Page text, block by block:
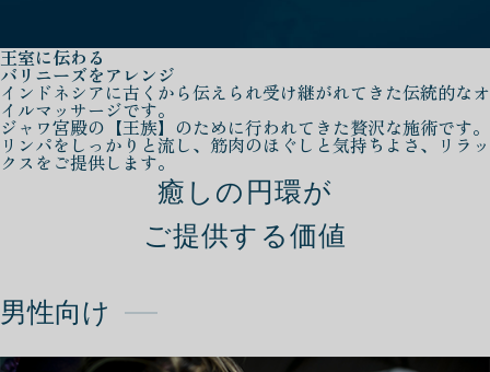
王室に伝わる
バリニーズをアレンジ
インドネシアに古くから伝えられ受け継がれてきた伝統的なオ
イルマッサージです。
ジャワ宮殿の【王族】のために行われてきた贅沢な施術です。
リンパをしっかりと流し、筋肉のほぐしと気持ちよさ、リラッ
クスをご提供します。
癒しの円環が
ご提供する価値
男性向け